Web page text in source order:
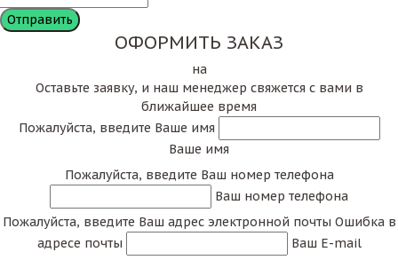
ОФОРМИТЬ ЗАКАЗ
на
Оставьте заявку, и наш менеджер свяжется с вами в
ближайшее время
Пожалуйста, введите Ваше имя
Ваше имя
Пожалуйста, введите Ваш номер телефона
Ваш номер телефона
Пожалуйста, введите Ваш адрес электронной почты Ошибка в
адресе почты
Ваш E-mail